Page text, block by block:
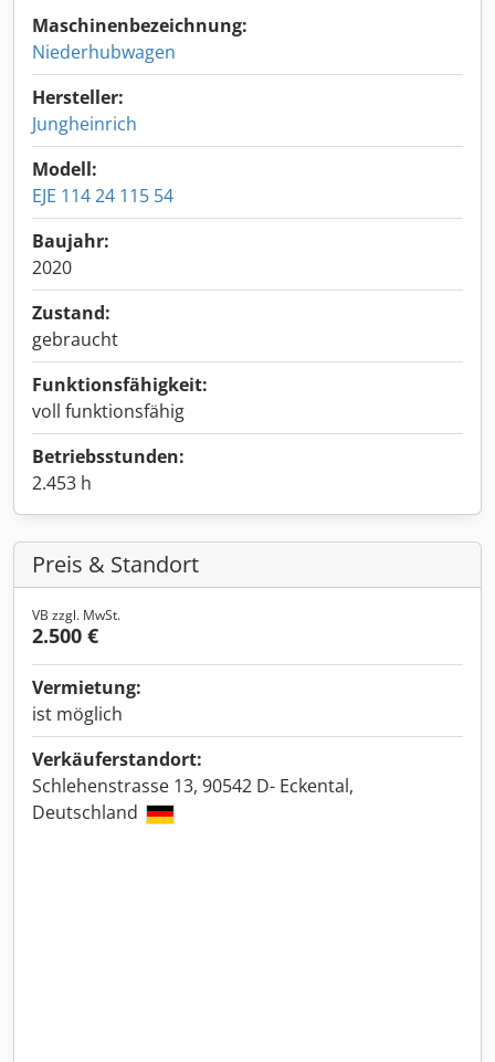
Maschinenbezeichnung:
Niederhubwagen
Hersteller:
Jungheinrich
Modell:
EJE 114 24 115 54
Baujahr:
2020
Zustand:
gebraucht
Funktionsfähigkeit:
voll funktionsfähig
Betriebsstunden:
2.453 h
Preis & Standort
VB zzgl. MwSt.
2.500 €
Vermietung:
ist möglich
Verkäuferstandort:
Schlehenstrasse 13, 90542 D- Eckental,
Deutschland